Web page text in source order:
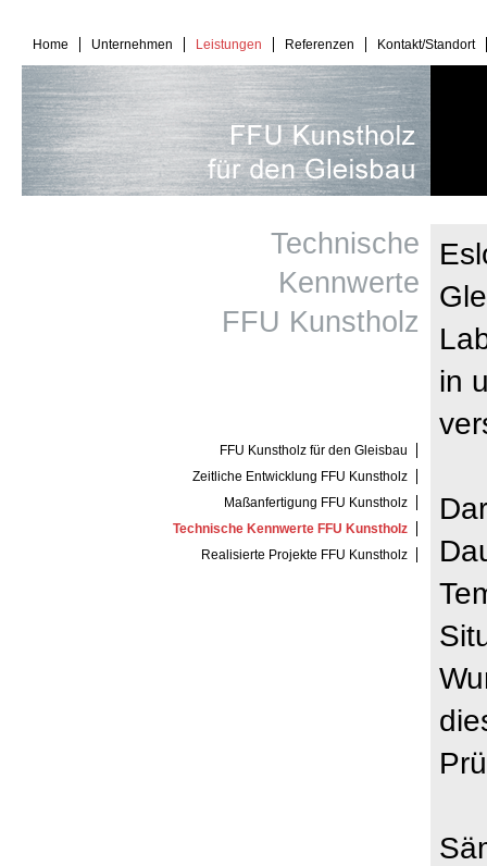
Home Unternehmen Leistungen Referenzen Kontakt/Standort
FFU Kunstholz für den Gleisbau
Zeitliche Entwicklung FFU Kunstholz
Maßanfertigung FFU Kunstholz
Technische Kennwerte FFU Kunstholz
Realisierte Projekte FFU Kunstholz
Technische
Kennwerte
FFU Kunstholz
in